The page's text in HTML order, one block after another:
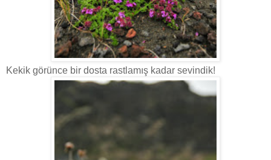
Kekik görünce bir dosta rastlamış kadar sevindik!